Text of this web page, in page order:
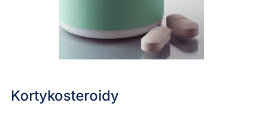
Kortykosteroidy